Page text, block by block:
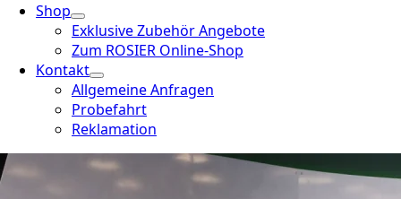
Shop
Exklusive Zubehör Angebote
Zum ROSIER Online-Shop
Kontakt
Allgemeine Anfragen
Probefahrt
Reklamation